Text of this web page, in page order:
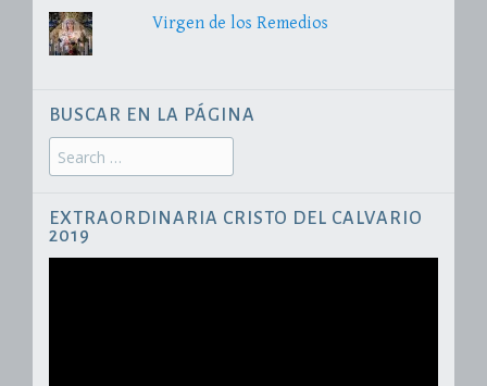
Virgen de los Remedios
BUSCAR EN LA PÁGINA
Search
for:
EXTRAORDINARIA CRISTO DEL CALVARIO
2019